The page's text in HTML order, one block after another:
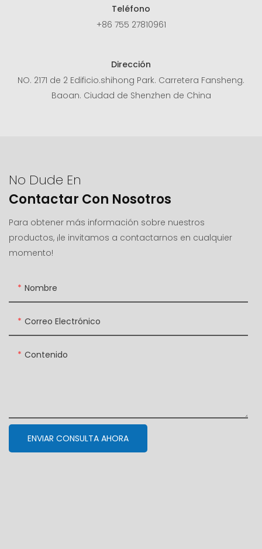
Teléfono
+86 755 27810961
Dirección
NO. 2171 de 2 Edificio.shihong Park. Carretera Fansheng.
Baoan. Ciudad de Shenzhen de China
No Dude En
Contactar Con Nosotros
Para obtener más información sobre nuestros
productos, ¡le invitamos a contactarnos en cualquier
momento!
Nombre
Correo Electrónico
Contenido
ENVIAR CONSULTA AHORA